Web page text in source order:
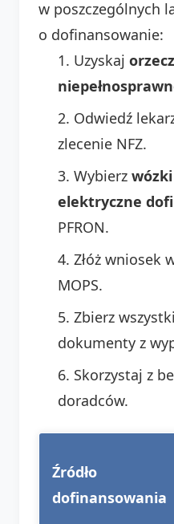
w poszczególnych
o dofinansowanie:
Uzyskaj
Odwiedź
zlecenie NFZ.
Wybierz
elektryczne
PFRON.
Złóż wniosek
MOPS.
Zbierz
dokumenty z
Skorzystaj z
doradców.
Źródło
dofinansowania